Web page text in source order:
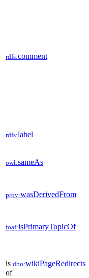
rdfs:comment
rdfs:label
owl:sameAs
prov:wasDerivedFrom
foaf:isPrimaryTopicOf
is dbo:wikiPageRedirects
of